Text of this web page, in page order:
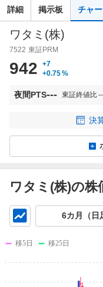
索
詳細 掲示板 チャ
ワタミ(株)
7522 東証PRM
942
+7
+0.75%
夜間PTS--- 東証終値比
決
ワタミ(株)の株
6カ月（日
移5日 移25日